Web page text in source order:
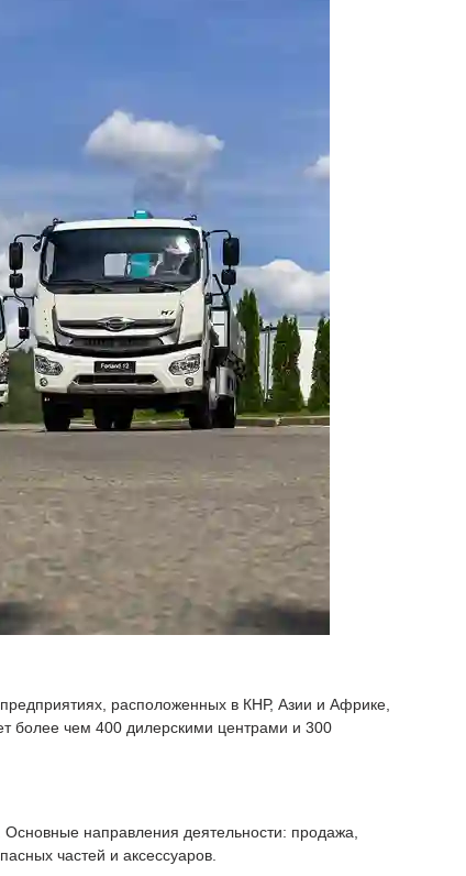
расположенных в КНР, Азии и Африке,
более чем 400 дилерскими центрами и 300
направления деятельности: продажа,
частей и аксессуаров.